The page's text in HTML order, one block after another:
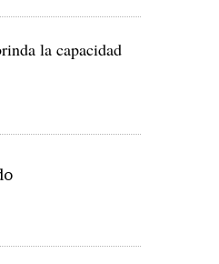
la capacidad